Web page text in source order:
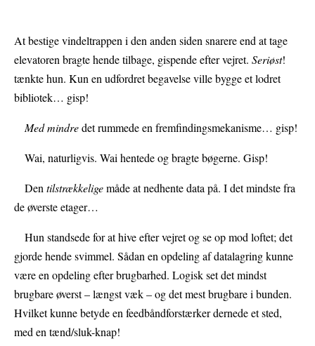
At bestige vindeltrappen i den anden siden snarere end at tage
elevatoren bragte hende tilbage, gispende efter vejret. Seriøst!
tænkte hun. Kun en udfordret begavelse ville bygge et lodret
bibliotek… gisp!
Med mindredet rummede en fremfindingsmekanisme… gisp!
Wai, naturligvis. Wai hentede og bragte bøgerne. Gisp!
Dentilstrækkeligemåde at nedhente data på. I det mindste fra
de øverste etager…
Hun standsede for at hive efter vejret og se op mod loftet; det
gjorde hende svimmel. Sådan en opdeling af datalagring kunne
være en opdeling efter brugbarhed. Logisk set det mindst
brugbare øverst – længst væk – og det mest brugbare i bunden.
Hvilket kunne betyde en feedbåndforstærker dernede et sted,
med en tænd/sluk-knap!